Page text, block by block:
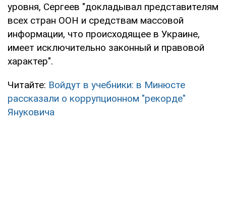
уровня, Сергеев "докладывал представителям
всех стран ООН и средствам массовой
информации, что происходящее в Украине,
имеет исключительно законный и правовой
характер".
Читайте: Войдут в учебники: в Минюсте
рассказали о коррупционном "рекорде"
Януковича